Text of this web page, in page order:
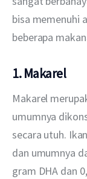
bisa memenuhi
beberapa
1. Makarel
Makarel
umumnya
secara utuh.
dan umumnya
gram DHA dan